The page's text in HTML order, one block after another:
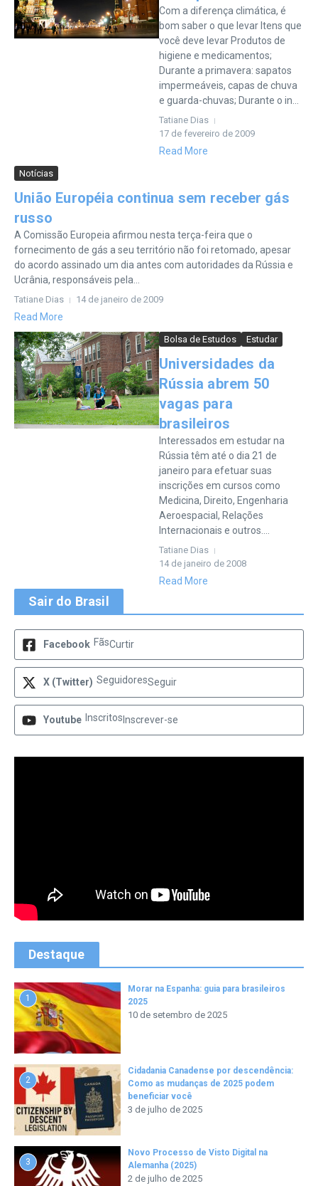
Com a diferença climática, é
bom saber o que levar Itens que
você deve levar Produtos de
higiene e medicamentos;
Durante a primavera: sapatos
impermeáveis, capas de chuva
e guarda-chuvas; Durante o in...
Tatiane Dias
17 de fevereiro de 2009
Read More
Notícias
União Européia continua sem receber gás
russo
A Comissão Europeia afirmou nesta terça-feira que o
fornecimento de gás a seu território não foi retomado, apesar
do acordo assinado um dia antes com autoridades da Rússia e
Ucrânia, responsáveis pela...
Tatiane Dias 14 de janeiro de 2009
Read More
Bolsa de Estudos Estudar
Universidades da
Rússia abrem 50
vagas para
brasileiros
Interessados em estudar na
Rússia têm até o dia 21 de
janeiro para efetuar suas
inscrições em cursos como
Medicina, Direito, Engenharia
Aeroespacial, Relações
Internacionais e outros....
Tatiane Dias
14 de janeiro de 2008
Read More
Sair do Brasil
Facebook FãsCurtir
X (Twitter) SeguidoresSeguir
Youtube Inscritos Inscrever-se
Destaque
1
Morar na Espanha: guia para brasileiros
2025
10 de setembro de 2025
2
Cidadania Canadense por descendência:
Como as mudanças de 2025 podem
beneficiar você
3 de julho de 2025
3
Novo Processo de Visto Digital na
Alemanha (2025)
2 de julho de 2025